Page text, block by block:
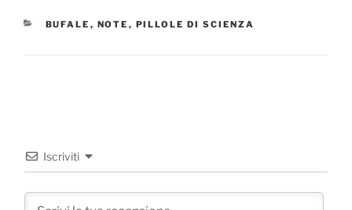
CATEGORIE
BUFALE , NOTE , PILLOLE DI SCIENZA
Iscriviti